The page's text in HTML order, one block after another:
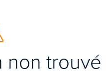
non trouvé